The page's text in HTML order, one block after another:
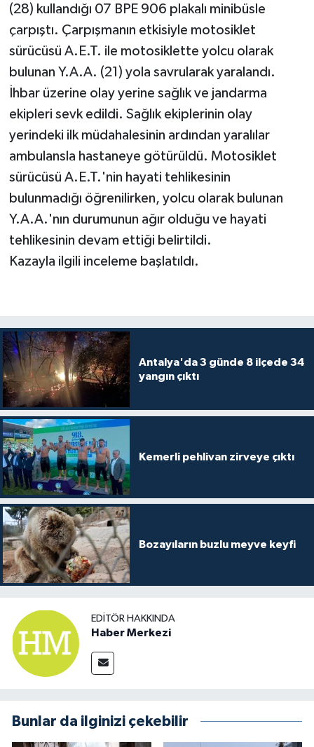
(28) kullandığı 07 BPE 906 plakalı minibüsle
çarpıştı. Çarpışmanın etkisiyle motosiklet
sürücüsü A.E.T. ile motosiklette yolcu olarak
bulunan Y.A.A. (21) yola savrularak yaralandı.
İhbar üzerine olay yerine sağlık ve jandarma
ekipleri sevk edildi. Sağlık ekiplerinin olay
yerindeki ilk müdahalesinin ardından yaralılar
ambulansla hastaneye götürüldü. Motosiklet
sürücüsü A.E.T.'nin hayati tehlikesinin
bulunmadığı öğrenilirken, yolcu olarak bulunan
Y.A.A.'nın durumunun ağır olduğu ve hayati
tehlikesinin devam ettiği belirtildi.
Kazayla ilgili inceleme başlatıldı.
Antalya'da 3 günde 8 ilçede 34
yangın çıktı
Kemerli pehlivan zirveye çıktı
Bozayıların buzlu meyve keyfi
EDITÖR HAKKINDA
Haber Merkezi
Bunlar da ilginizi çekebilir
Yaşam